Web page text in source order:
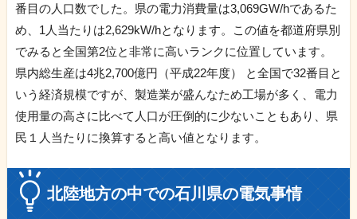
番目の人口数でした。県の電力消費量は3,069GW/hであるた
め、1人当たりは2,629kW/hとなります。この値を都道府県別
でみると全国第2位と非常に高いランクに位置しています。
県内総生産は4兆2,700億円（平成22年度） と全国で32番目と
いう経済規模ですが、製造業が盛んなため工場が多く、電力
使用量の高さに比べて人口が圧倒的に少ないこともあり、県
民１人当たりに換算すると高い値となります。
北陸地方の中での石川県の電気事情